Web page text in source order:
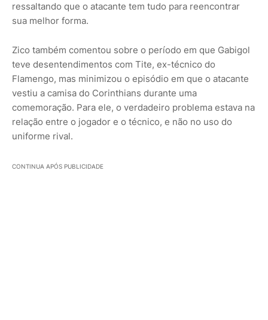
ressaltando que o atacante tem tudo para reencontrar
sua melhor forma.
Zico também comentou sobre o período em que Gabigol
teve desentendimentos com Tite, ex-técnico do
Flamengo, mas minimizou o episódio em que o atacante
vestiu a camisa do Corinthians durante uma
comemoração. Para ele, o verdadeiro problema estava na
relação entre o jogador e o técnico, e não no uso do
uniforme rival.
CONTINUA APÓS PUBLICIDADE